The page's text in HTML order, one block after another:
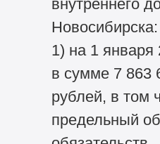
внутреннего
Новосибирска:
1) на 1 января
в сумме 7 863
рублей, в том
предельный